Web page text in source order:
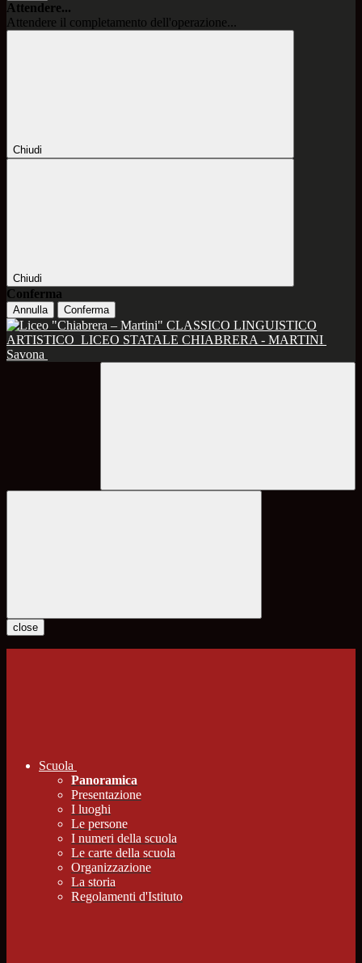
Attendere...
Attendere il completamento dell'operazione...
Chiudi
Chiudi
Conferma
Annulla Conferma
CLASSICO LINGUISTICO
ARTISTICO LICEO STATALE CHIABRERA - MARTINI
Savona
close
Scuola
Panoramica
Presentazione
I luoghi
Le persone
I numeri della scuola
Le carte della scuola
Organizzazione
La storia
Regolamenti d'Istituto